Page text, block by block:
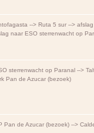
--> Ruta 5 sur -->
naar ESO sterrenwacht op
sterrenwacht op Paranal -->
Pan de Azucar (bezoek)
Pan de Azucar (bezoek) -->